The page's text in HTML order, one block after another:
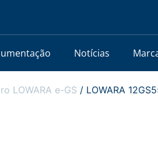
Notícias
LOWARA e-GS / LOWARA